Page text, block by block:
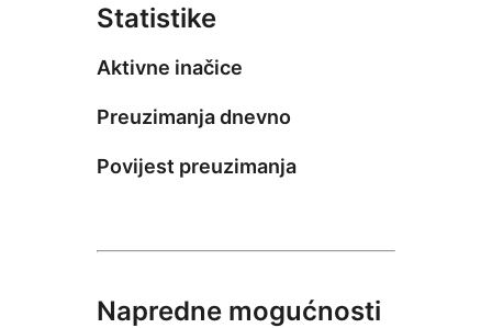
Statistike
Aktivne inačice
Preuzimanja dnevno
Povijest preuzimanja
Napredne mogućnosti